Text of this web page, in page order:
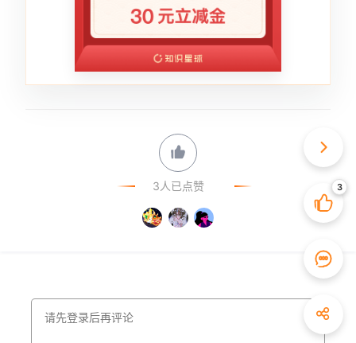
3人已点赞